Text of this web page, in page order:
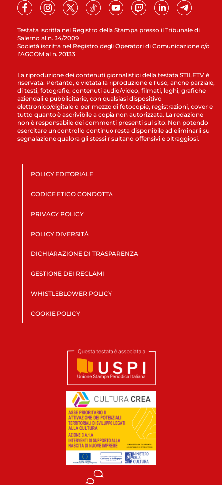
Testata iscritta nel Registro della Stampa presso il Tribunale di
Salerno al n. 34/2009
Società iscritta nel Registro degli Operatori di Comunicazione c/o
l’AGCOM al n. 20133
La riproduzione dei contenuti giornalistici della testata STILETV è
riservata. Pertanto, è vietata la riproduzione e l’uso, anche parziale,
di testi, fotografie, contenuti audio/video, filmati, loghi, grafiche
aziendali e pubblicitarie, con qualsiasi dispositivo
elettronico/digitale o per mezzo di fotocopie, registrazioni, cover e
tutto quanto è ascrivibile a copia non autorizzata. La redazione
non è responsabile dei commenti presenti sul sito. Non potendo
esercitare un controllo continuo resta disponibile ad eliminarli su
segnalazione qualora gli stessi risultano offensivi e oltraggiosi.
POLICY EDITORIALE
CODICE ETICO CONDOTTA
PRIVACY POLICY
POLICY DIVERSITÀ
DICHIARAZIONE DI TRASPARENZA
GESTIONE DEI RECLAMI
WHISTLEBLOWER POLICY
COOKIE POLICY